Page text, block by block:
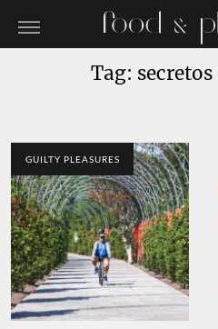
Tag:
GUILTY PLEASURES